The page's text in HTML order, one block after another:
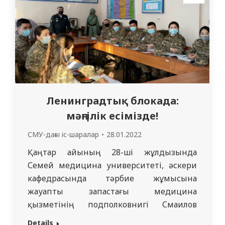
физикалық және психо-эмоционалдық
күйзеліспен (соның…
Ленинградтық блокада:
мәңгілік есімізде!
СМУ-дағы іс-шаралар 28.01.2022
Қаңтар айының 28-ші жұлдызында
Семей медицина университеті, әскери
кафедрасында тәрбие жұмысына
жауапты запастағы медицина
қызметінің подполковнигі Смаилов
Нұрбек Саденұлының бастамасымен 327
Details